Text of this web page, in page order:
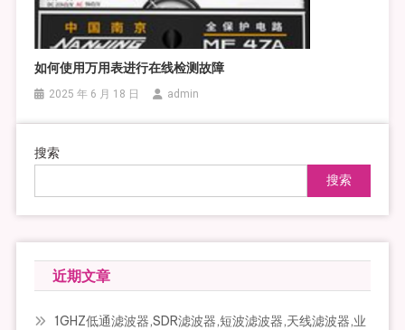
如何使用万用表进行在线检测故障
2025 年 6 月 18 日 admin
搜索
搜索
近期文章
1GHZ低通滤波器,SDR滤波器,短波滤波器,天线滤波器,业